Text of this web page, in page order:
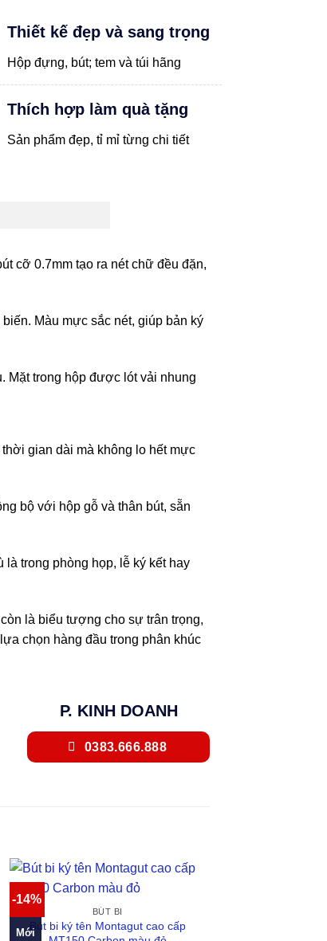
Thiết kế đẹp và sang trọng
Hộp đựng, bút; tem và túi hãng
Thích hợp làm quà tặng
Sản phẩm đẹp, tỉ mỉ từng chi tiết
cỡ 0.7mm tạo ra nét chữ đều đặn,
Màu mực sắc nét, giúp bản ký
Mặt trong hộp được lót vải nhung
gian dài mà không lo hết mực
bộ với hộp gỗ và thân bút, sẵn
trong phòng họp, lễ ký kết hay
là biểu tượng cho sự trân trọng,
chọn hàng đầu trong phân khúc
P. KINH DOANH
0383.666.888
-14%
Mới
BÚT BI
Bút bi ký tên Montagut cao cấp